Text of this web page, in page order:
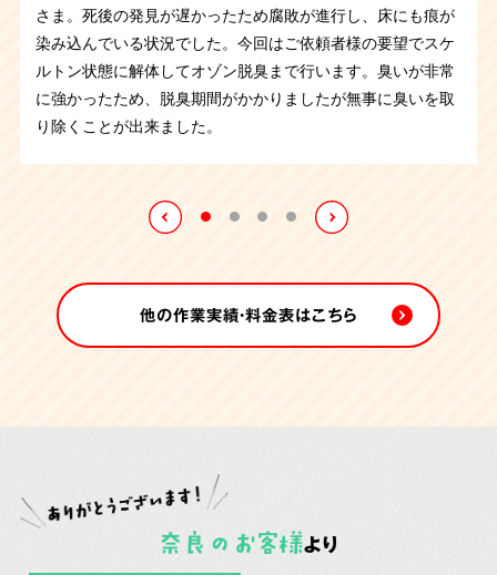
さま。死後の発見が遅かったため腐敗が進行し、床にも痕が
染み込んでいる状況でした。今回はご依頼者様の要望でスケ
ルトン状態に解体してオゾン脱臭まで行います。臭いが非常
に強かったため、脱臭期間がかかりましたが無事に臭いを取
り除くことが出来ました。
族さまが保護されたそうです。ハウスクリーニング、オゾン
施工までさせていただき作業終了になります。
遺品整理、内装工事、オゾン施工を完了するまで一週間かか
りました。最終的に臭いも取り除くことができました。
ている状態での作業となりました。内装リフォームなどは提
携の業者様に依頼されるとのことで、遺品整理と汚染箇所の
清掃を行ってお引き渡しさせていただきました。
他の作業実績・料金表はこちら
奈良 の お客様より